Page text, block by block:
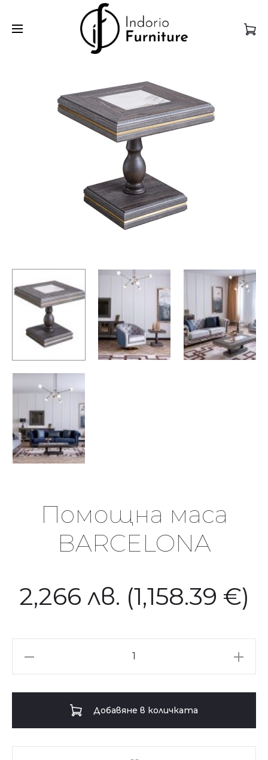
Помощна маса
BARCELONA
2,266 лв. (1,158.39 €)
BARCELONA
Добавяне в количката